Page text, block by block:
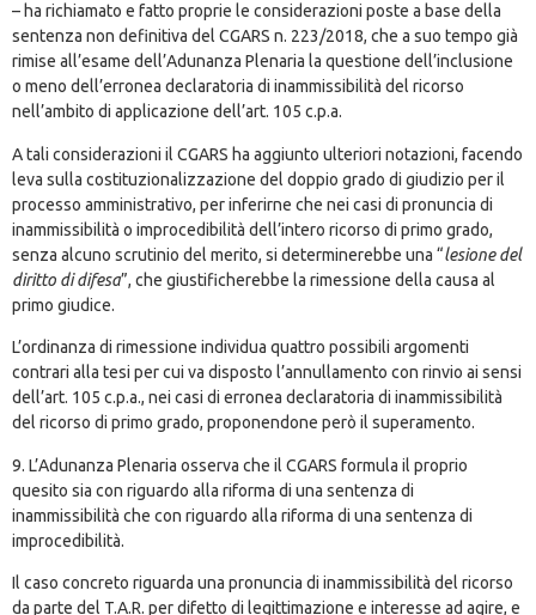
– ha richiamato e fatto proprie le considerazioni poste a base della
sentenza non definitiva del CGARS n. 223/2018, che a suo tempo già
rimise all’esame dell’Adunanza Plenaria la questione dell’inclusione
o meno dell’erronea declaratoria di inammissibilità del ricorso
nell’ambito di applicazione dell’art. 105 c.p.a.
A tali considerazioni il CGARS ha aggiunto ulteriori notazioni, facendo
leva sulla costituzionalizzazione del doppio grado di giudizio per il
processo amministrativo, per inferirne che nei casi di pronuncia di
inammissibilità o improcedibilità dell’intero ricorso di primo grado,
senza alcuno scrutinio del merito, si determinerebbe una “lesione del
diritto di difesa”, che giustificherebbe la rimessione della causa al
primo giudice.
L’ordinanza di rimessione individua quattro possibili argomenti
contrari alla tesi per cui va disposto l’annullamento con rinvio ai sensi
dell’art. 105 c.p.a., nei casi di erronea declaratoria di inammissibilità
del ricorso di primo grado, proponendone però il superamento.
9. L’Adunanza Plenaria osserva che il CGARS formula il proprio
quesito sia con riguardo alla riforma di una sentenza di
inammissibilità che con riguardo alla riforma di una sentenza di
improcedibilità.
Il caso concreto riguarda una pronuncia di inammissibilità del ricorso
da parte del T.A.R. per difetto di legittimazione e interesse ad agire, e